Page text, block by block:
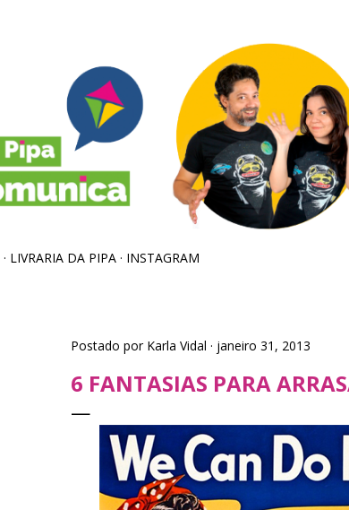
LIVRARIA DA PIPA INSTAGRAM
Postado por Karla Vidal janeiro 31, 2013
6 FANTASIAS PARA